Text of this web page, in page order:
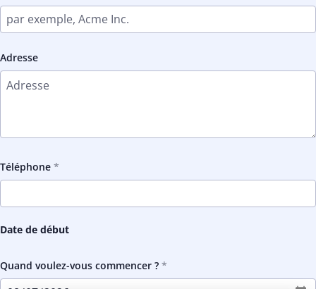
Adresse
Téléphone
Date de début
Quand voulez-vous commencer ?